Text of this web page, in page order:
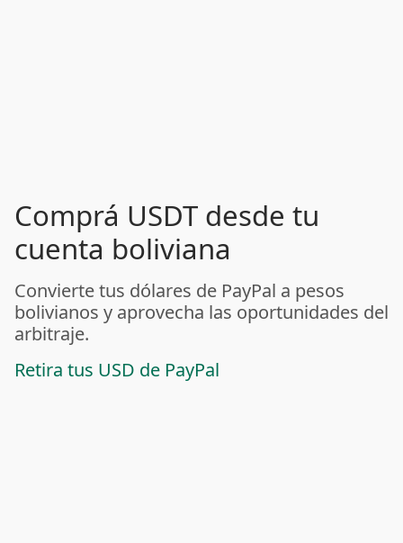
Comprá USDT desde tu
cuenta boliviana
Convierte tus dólares de PayPal a pesos
bolivianos y aprovecha las oportunidades del
arbitraje.
Retira tus USD de PayPal